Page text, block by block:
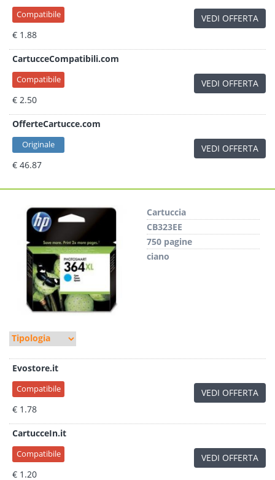
Compatibile
€ 1.88
VEDI OFFERTA
CartucceCompatibili.com
Compatibile
€ 2.50
VEDI OFFERTA
OfferteCartucce.com
Originale
€ 46.87
VEDI OFFERTA
Cartuccia
CB323EE
750 pagine
ciano
Evostore.it
Compatibile
€ 1.78
VEDI OFFERTA
CartucceIn.it
Compatibile
€ 1.20
VEDI OFFERTA